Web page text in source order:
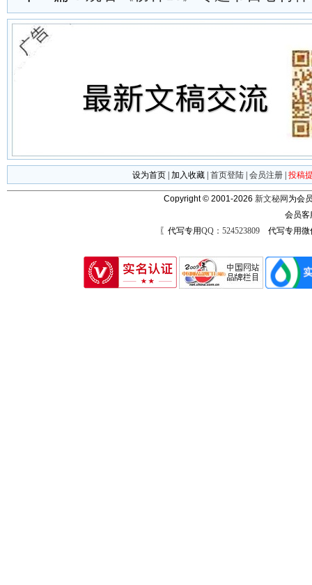
设为首页 加入收藏 首页登陆 会员注册 投稿
Copyright © 2001-2026 新文秘网 为会
会员
〖代写专用QQ：524523809代写专用微